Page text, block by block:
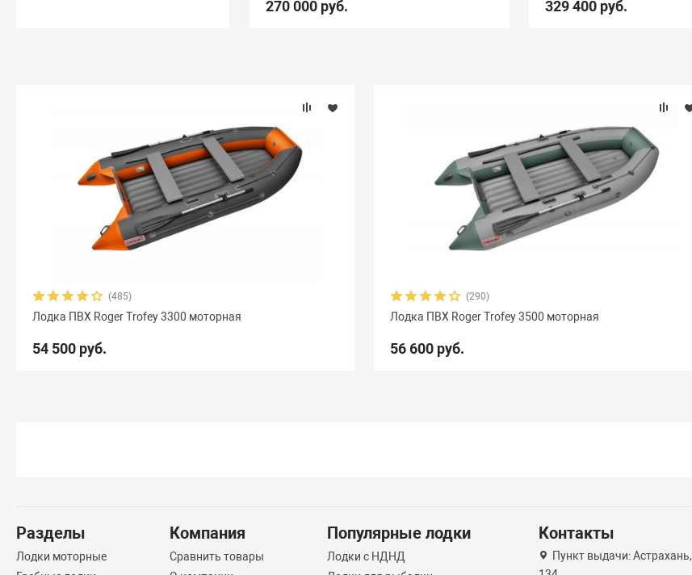
270 000 руб. 329 400 руб.
(485)
Лодка ПВХ Roger Trofey 3300 моторная
54 500 руб.
(290)
Лодка ПВХ Roger Trofey 3500 моторная
56 600 руб.
Разделы
Лодки моторные
Компания
Сравнить товары
Популярные лодки
Лодки с НДНД
Контакты
Пункт выдачи: